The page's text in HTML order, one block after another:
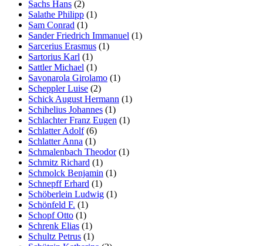
Sachs Hans (2)
Salathe Philipp (1)
Sam Conrad (1)
Sander Friedrich Immanuel (1)
Sarcerius Erasmus (1)
Sartorius Karl (1)
Sattler Michael (1)
Savonarola Girolamo (1)
Scheppler Luise (2)
Schick August Hermann (1)
Schihelius Johannes (1)
Schlachter Franz Eugen (1)
Schlatter Adolf(6)
Schlatter Anna (1)
Schmalenbach Theodor(1)
Schmitz Richard (1)
Schmolck Benjamin (1)
Schnepff Erhard (1)
Schöberlein Ludwig (1)
Schönfeld F. (1)
Schopf Otto (1)
Schrenk Elias (1)
Schultz Petrus (1)